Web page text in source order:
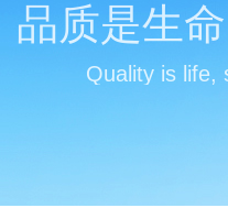
品质是生
Quality is life,